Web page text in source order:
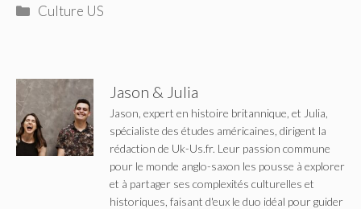
Catégories
Culture US
Jason & Julia
Jason, expert en histoire britannique, et Julia,
spécialiste des études américaines, dirigent la
rédaction de Uk-Us.fr. Leur passion commune
pour le monde anglo-saxon les pousse à explorer
et à partager ses complexités culturelles et
historiques, faisant d'eux le duo idéal pour guider